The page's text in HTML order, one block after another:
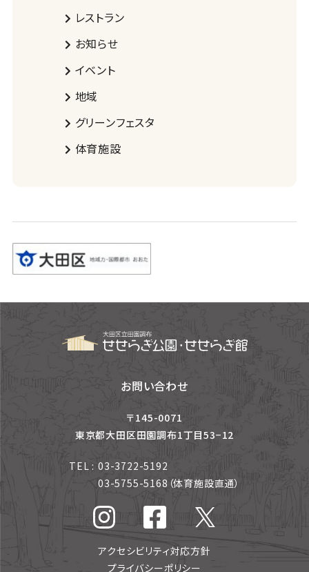
レストラン
お知らせ
イベント
地域
グリーンフェスタ
体育施設
お問い合わせ
〒145-0071
東京都大田区田園調布1丁目53−12
TEL : 03-3722-5192
03-5755-5168 （体育施設直通）
アクセシビリティ対応方針
プライバシーポリシー